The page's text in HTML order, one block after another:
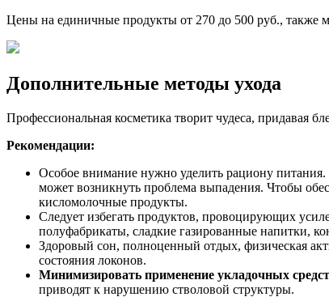
Цены на единичные продукты от 270 до 500 руб., также
Дополнительные методы ухода
Профессиональная косметика творит чудеса, придавая
Рекомендации:
Особое внимание нужно уделить рациону
может возникнуть проблема выпадения. Чтобы
кисломолочные продукты.
Следует избегать продуктов, провоцирующих
полуфабрикаты, сладкие газированные напитки,
Здоровый сон, полноценный отдых, физическая
состояния локонов.
Минимизировать применение укладочных
приводят к нарушению стволовой структуры.